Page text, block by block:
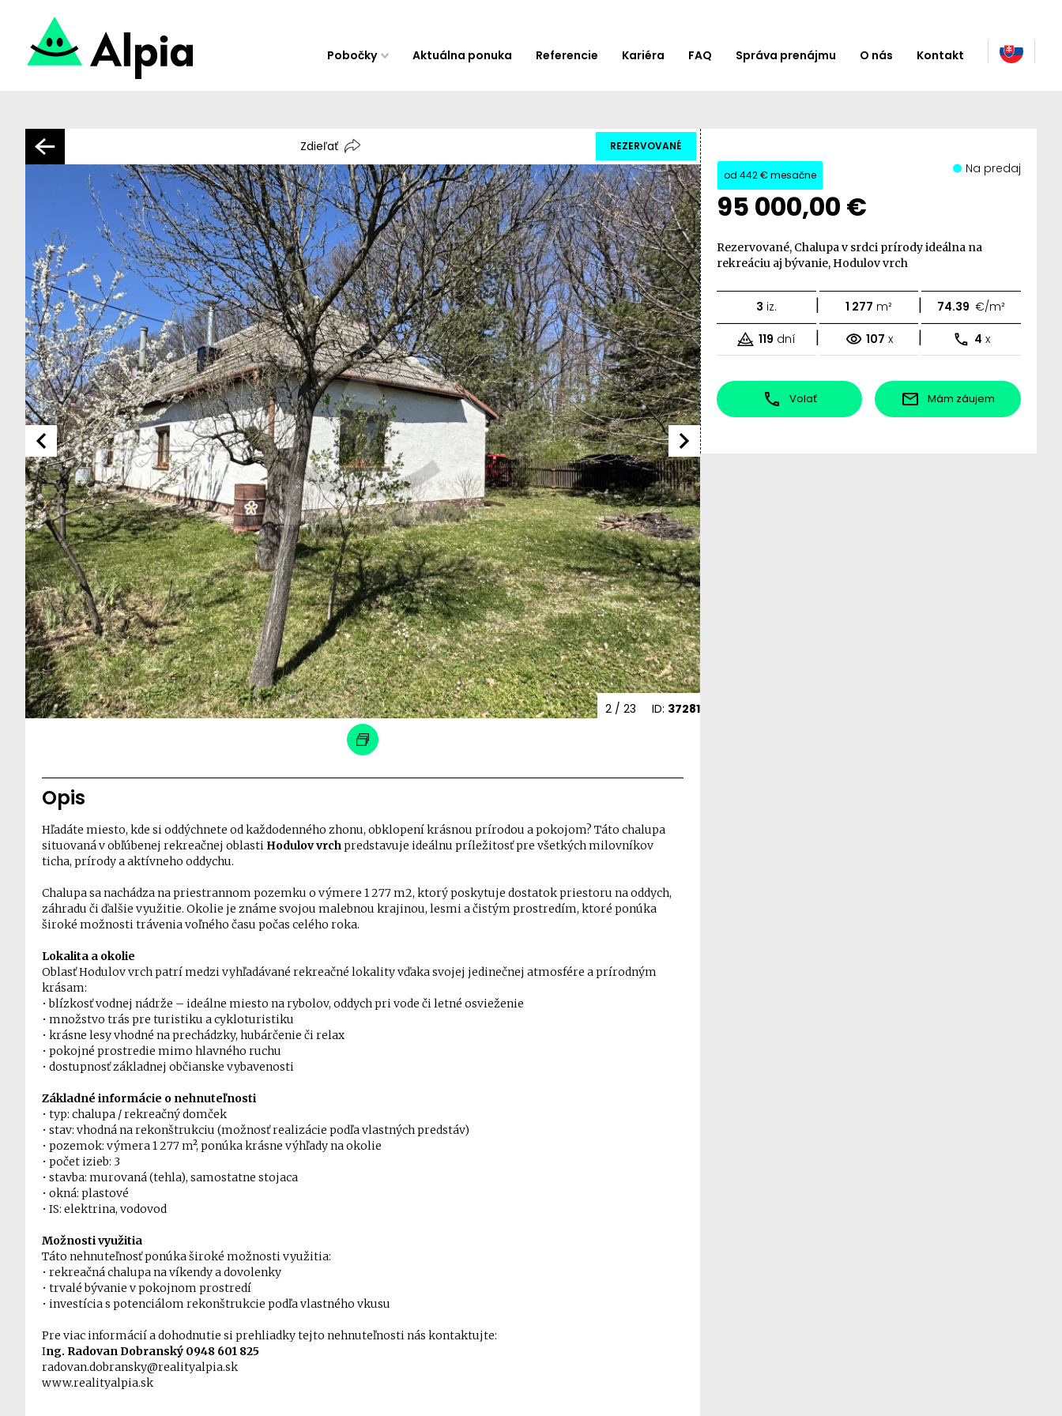
Pobočky Aktuálna ponuka Referencie Kariéra FAQ Správa prenájmu O nás Kontakt
Zdieľať REZERVOVANÉ
ID: 37281
2/ 23
od 442 € mesačne
95 000,00 €
Na predaj
Rezervované, Chalupa v srdci prírody ideálna na
rekreáciu aj bývanie, Hodulov vrch
3 iz. | 1 277 m² | 74.39 €/m²
119 dní | 107 x | 4 x
Volať Mám záujem
Opis
Hľadáte miesto, kde si oddýchnete od každodenného zhonu, obklopení krásnou prírodou a pokojom? Táto chalupa
situovaná v obľúbenej rekreačnej oblasti Hodulov vrchpredstavuje ideálnu príležitosť pre všetkých milovníkov
ticha, prírody a aktívneho oddychu.
Chalupa sa nachádza na priestrannom pozemku o výmere 1 277 m2, ktorý poskytuje dostatok priestoru na oddych,
záhradu či ďalšie využitie. Okolie je známe svojou malebnou krajinou, lesmi a čistým prostredím, ktoré ponúka
široké možnosti trávenia voľného času počas celého roka.
Lokalita a okolie
Oblasť Hodulov vrch patrí medzi vyhľadávané rekreačné lokality vďaka svojej jedinečnej atmosfére a prírodným
krásam:
• blízkosť vodnej nádrže – ideálne miesto na rybolov, oddych pri vode či letné osvieženie
• množstvo trás pre turistiku a cykloturistiku
• krásne lesy vhodné na prechádzky, hubárčenie či relax
• pokojné prostredie mimo hlavného ruchu
• dostupnosť základnej občianske vybavenosti
Základné informácie o nehnuteľnosti
• typ: chalupa / rekreačný domček
• stav: vhodná na rekonštrukciu (možnosť realizácie podľa vlastných predstáv)
• pozemok: výmera 1 277 m², ponúka krásne výhľady na okolie
• počet izieb: 3
• stavba: murovaná (tehla), samostatne stojaca
• okná: plastové
• IS: elektrina, vodovod
Možnosti využitia
Táto nehnuteľnosť ponúka široké možnosti využitia:
• rekreačná chalupa na víkendy a dovolenky
• trvalé bývanie v pokojnom prostredí
• investícia s potenciálom rekonštrukcie podľa vlastného vkusu
Pre viac informácií a dohodnutie si prehliadky tejto nehnuteľnosti nás kontaktujte:
Ing. Radovan Dobranský 0948 601 825
radovan.dobransky@realityalpia.sk
www.realityalpia.sk